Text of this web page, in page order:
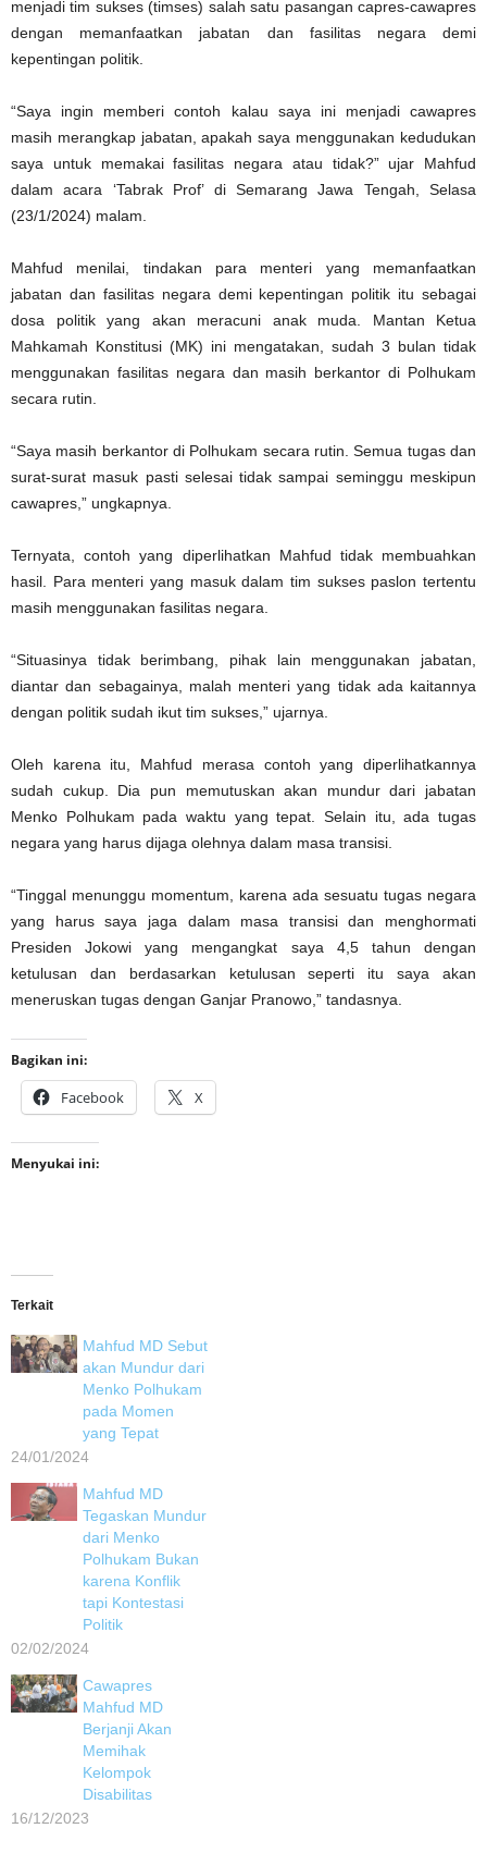
menjadi tim sukses (timses) salah satu pasangan capres-cawapres
dengan memanfaatkan jabatan dan fasilitas negara demi
kepentingan politik.
“Saya ingin memberi contoh kalau saya ini menjadi cawapres
masih merangkap jabatan, apakah saya menggunakan kedudukan
saya untuk memakai fasilitas negara atau tidak?” ujar Mahfud
dalam acara ‘Tabrak Prof’ di Semarang Jawa Tengah, Selasa
(23/1/2024) malam.
Mahfud menilai, tindakan para menteri yang memanfaatkan
jabatan dan fasilitas negara demi kepentingan politik itu sebagai
dosa politik yang akan meracuni anak muda. Mantan Ketua
Mahkamah Konstitusi (MK) ini mengatakan, sudah 3 bulan tidak
menggunakan fasilitas negara dan masih berkantor di Polhukam
secara rutin.
“Saya masih berkantor di Polhukam secara rutin. Semua tugas dan
surat-surat masuk pasti selesai tidak sampai seminggu meskipun
cawapres,” ungkapnya.
Ternyata, contoh yang diperlihatkan Mahfud tidak membuahkan
hasil. Para menteri yang masuk dalam tim sukses paslon tertentu
masih menggunakan fasilitas negara.
“Situasinya tidak berimbang, pihak lain menggunakan jabatan,
diantar dan sebagainya, malah menteri yang tidak ada kaitannya
dengan politik sudah ikut tim sukses,” ujarnya.
Oleh karena itu, Mahfud merasa contoh yang diperlihatkannya
sudah cukup. Dia pun memutuskan akan mundur dari jabatan
Menko Polhukam pada waktu yang tepat. Selain itu, ada tugas
negara yang harus dijaga olehnya dalam masa transisi.
“Tinggal menunggu momentum, karena ada sesuatu tugas negara
yang harus saya jaga dalam masa transisi dan menghormati
Presiden Jokowi yang mengangkat saya 4,5 tahun dengan
ketulusan dan berdasarkan ketulusan seperti itu saya akan
meneruskan tugas dengan Ganjar Pranowo,” tandasnya.
Bagikan ini:
Facebook X
Menyukai ini:
Terkait
Mahfud MD Sebut
akan Mundur dari
Menko Polhukam
pada Momen
yang Tepat
24/01/2024
Mahfud MD
Tegaskan Mundur
dari Menko
Polhukam Bukan
karena Konflik
tapi Kontestasi
Politik
02/02/2024
Cawapres
Mahfud MD
Berjanji Akan
Memihak
Kelompok
Disabilitas
16/12/2023